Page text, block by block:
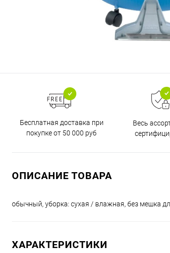
Бесплатная доставка при
покупке от 50 000 руб
Весь
ОПИСАНИЕ ТОВАРА
обычный, уборка: сухая / влажная, без мешка
ХАРАКТЕРИСТИКИ